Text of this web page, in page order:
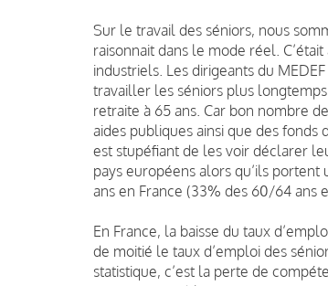
Sur le travail des séniors, nous
raisonnait dans le mode réel.
industriels. Les dirigeants du
travailler les séniors plus
retraite à 65 ans. Car bon nombre
aides publiques ainsi que des fonds
est stupéfiant de les voir déclarer
pays européens alors qu’ils
ans en France (33% des 60/64 ans
En France, la baisse du taux
de moitié le taux d’emploi des
statistique, c’est la perte de